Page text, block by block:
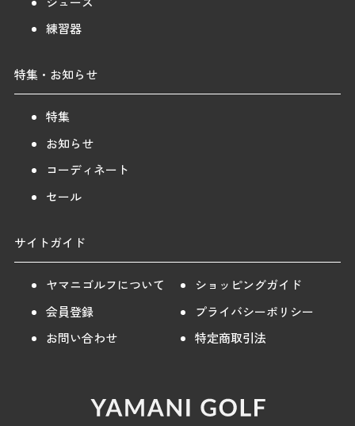
練習器
特集・お知らせ
特集
お知らせ
コーディネート
セール
サイトガイド
ヤマニゴルフについて
ショッピングガイド
会員登録
プライバシーポリシー
お問い合わせ
特定商取引法